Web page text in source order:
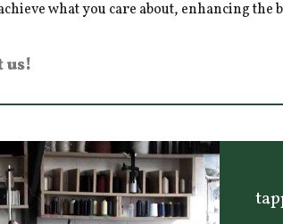
what you care about, enhancing
us!